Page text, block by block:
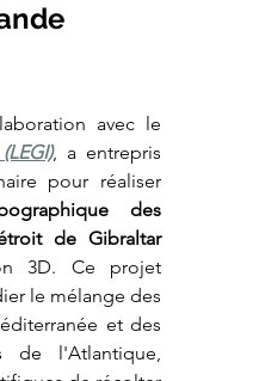
, a entrepris
pour réaliser
des
de Gibraltar
3D. Ce projet
le mélange des
et des
de l'Atlantique,